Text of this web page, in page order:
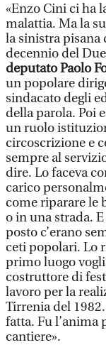
«Enzo Cini ci ha
malattia. Ma la
la sinistra pisana
decennio del
deputato Paolo
un popolare
sindacato degli
della parola. Poi
un ruolo
circoscrizione e
sempre al
dire. Lo faceva
carico
come riparare le
o in una strada.
posto c’erano
ceti popolari. Lo
primo luogo
costruttore di
lavoro per la
Tirrenia del
fatta. Fu l’anima
cantiere».